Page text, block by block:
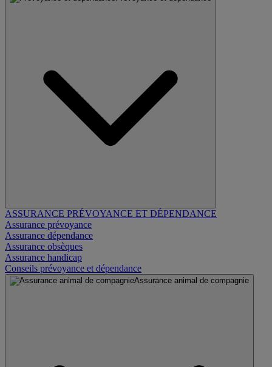
ASSURANCE PRÉVOYANCE ET DÉPENDANCE
Assurance prévoyance
Assurance dépendance
Assurance obsèques
Assurance handicap
Conseils prévoyance et dépendance
Assurance animal de compagnie